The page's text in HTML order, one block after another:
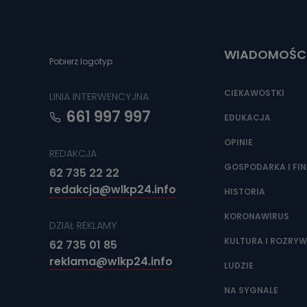
Jakie
źródeł
adres
Jak
Pobierz logotyp
LINIA INTERWENCYJNA
661 997 997
REDAKCJA
62 735 22 22
redakcja@wlkp24.info
DZIAŁ REKLAMY
62 735 01 85
reklama@wlkp24.info
CIEKAWOSTKI
EDUKACJA
OPINIE
GOSPODARKA I
HISTORIA
KORONAWIRUS
KULTURA I
LUDZIE
NA SYGNALE